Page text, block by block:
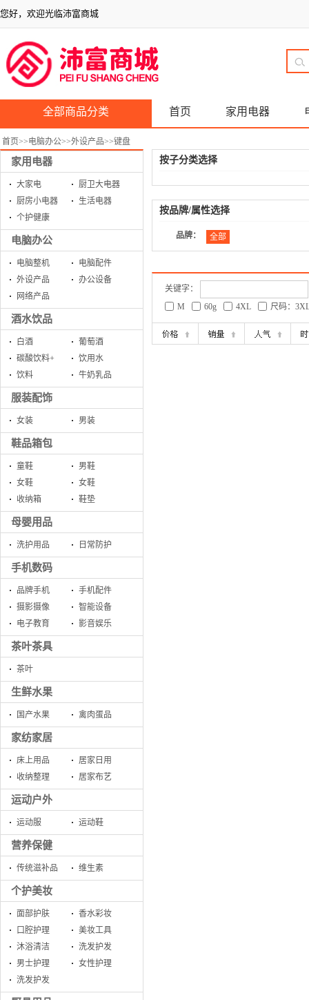
您好，欢迎光临沛富商城
全部商品分类 首页 家用电器
首页>>电脑办公>>外设产品>>键盘
家用电器
大家电
厨卫大电器
厨房小电器
生活电器
个护健康
电脑办公
电脑整机
电脑配件
外设产品
办公设备
网络产品
酒水饮品
白酒
葡萄酒
碳酸饮料+
饮用水
饮料
牛奶乳品
服装配饰
女装 男装
鞋品箱包
童鞋
男鞋
女鞋
女鞋
收纳箱
鞋垫
母婴用品
洗护用品 日常防护
手机数码
品牌手机
手机配件
摄影摄像
智能设备
电子教育
影音娱乐
茶叶茶具
茶叶
生鲜水果
国产水果 禽肉蛋品
家纺家居
床上用品
居家日用
收纳整理
居家布艺
运动户外
运动服 运动鞋
营养保健
传统滋补品 维生素
个护美妆
面部护肤
香水彩妆
口腔护理
美妆工具
沐浴清洁
洗发护发
男士护理
女性护理
洗发护发
按子分类选择
按品牌/属性选择
品牌： 全部
关键字：
M
60g 4XL 尺码：